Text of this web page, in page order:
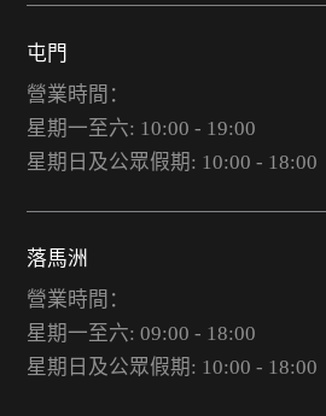
屯門
營業時間：
星期一至六: 10:00 - 19:00
星期日及公眾假期: 10:00 - 18:00
落馬洲
營業時間：
星期一至六: 09:00 - 18:00
星期日及公眾假期: 10:00 - 18:00